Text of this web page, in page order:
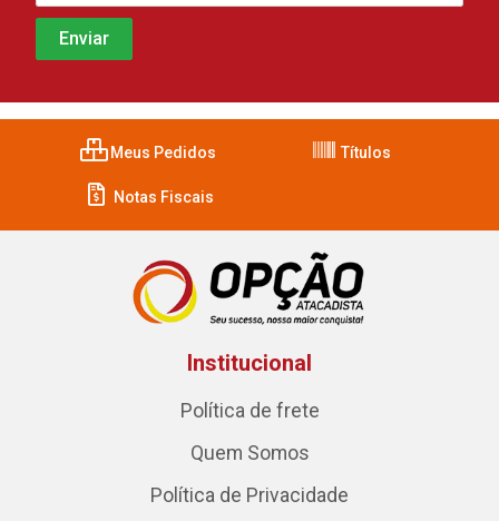
Meus Pedidos Títulos
Notas Fiscais
Institucional
Política de frete
Quem Somos
Política de Privacidade